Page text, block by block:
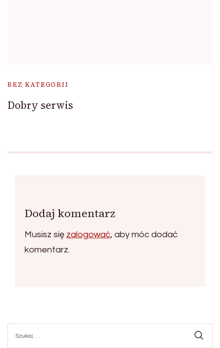
BEZ KATEGORII
Dobry serwis
Dodaj komentarz
Musisz się zalogować, aby móc dodać
komentarz.